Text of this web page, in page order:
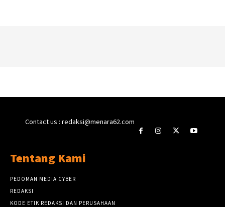
Contact us : redaksi@menara62.com
Tentang Kami
PEDOMAN MEDIA CYBER
REDAKSI
KODE ETIK REDAKSI DAN PERUSAHAAN